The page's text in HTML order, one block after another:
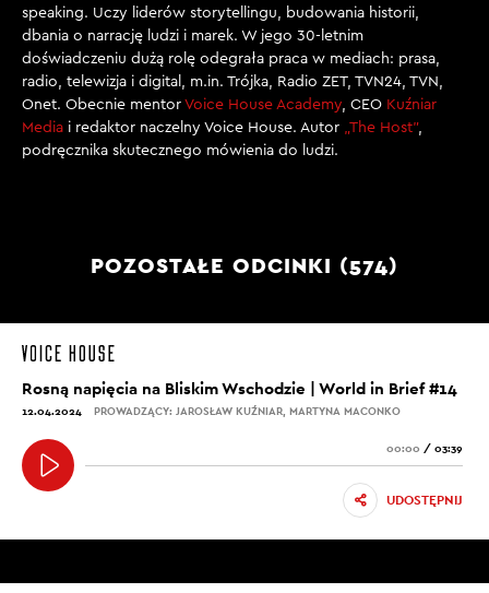
speaking. Uczy liderów storytellingu, budowania historii,
dbania o narrację ludzi i marek. W jego 30-letnim
doświadczeniu dużą rolę odegrała praca w mediach: prasa,
radio, telewizja i digital, m.in. Trójka, Radio ZET, TVN24, TVN,
Onet. Obecnie mentor Voice House Academy, CEO Kuźniar
Media i redaktor naczelny Voice House. Autor „The Host”,
podręcznika skutecznego mówienia do ludzi.
POZOSTAŁE ODCINKI (574)
Rosną napięcia na Bliskim Wschodzie | World in Brief #14
12.04.2024 PROWADZĄCY: JAROSŁAW KUŹNIAR, MARTYNA MACONKO
00:00 / 03:39
UDOSTĘPNIJ